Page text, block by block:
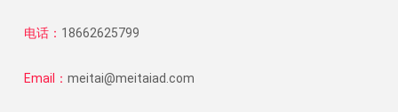
电话： 18662625799
Email： meitai@meitaiad.com